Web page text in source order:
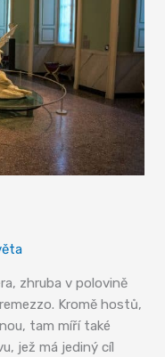
zhruba v polovině
Kromě hostů,
tam míří také
jež má jediný cíl